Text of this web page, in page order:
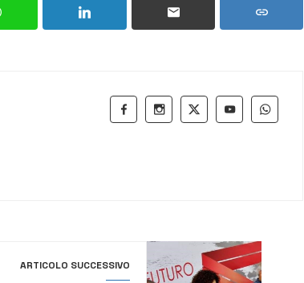
ARTICOLO SUCCESSIVO